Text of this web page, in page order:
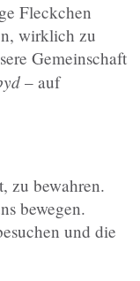
Fleckchen
wirklich zu
Gemeinschaft
– auf
zu bewahren.
bewegen.
und die